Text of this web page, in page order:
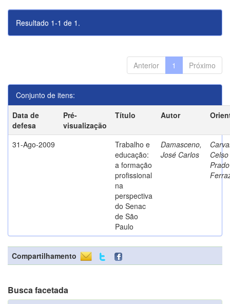
Resultado 1-1 de 1.
Anterior 1 Próximo
Conjunto de itens:
Data de
defesa
Pré-
visualização
Título Autor
31-Ago-2009
Trabalho e
educação:
a formação
profissional
na
perspectiva
do Senac
de São
Paulo
Damasceno,
José Carlos
Prado
Compartilhamento
Busca facetada